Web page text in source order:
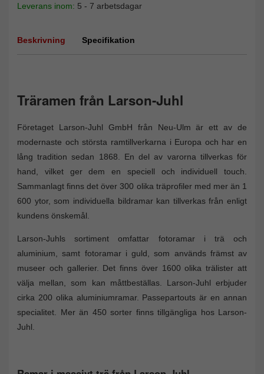
Leverans inom: 5 - 7 arbetsdagar
Beskrivning Specifikation
Träramen från Larson-Juhl
Företaget Larson-Juhl GmbH från Neu-Ulm är ett av de
modernaste och största ramtillverkarna i Europa och har en
lång tradition sedan 1868. En del av varorna tillverkas för
hand, vilket ger dem en speciell och individuell touch.
Sammanlagt finns det över 300 olika träprofiler med mer än 1
600 ytor, som individuella bildramar kan tillverkas från enligt
kundens önskemål.
Larson-Juhls sortiment omfattar fotoramar i trä och
aluminium, samt fotoramar i guld, som används främst av
museer och gallerier. Det finns över 1600 olika trälister att
välja mellan, som kan måttbeställas. Larson-Juhl erbjuder
cirka 200 olika aluminiumramar. Passepartouts är en annan
specialitet. Mer än 450 sorter finns tillgängliga hos Larson-
Juhl.